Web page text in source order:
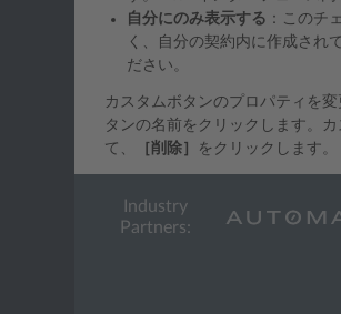
自分にのみ表示する ：このチ
く、自分の契約内に作成され
ださい。
カスタムボタンのプロパティを変
タンの名前をクリックします。
て、
［削除］ をクリックします。
Industry
Partners: